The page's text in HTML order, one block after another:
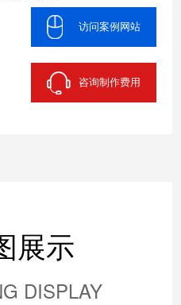
访问案例网站
咨询制作费用
展示
DISPLAY